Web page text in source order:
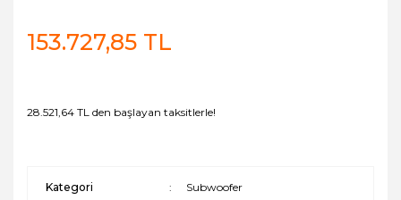
153.727,85 TL
28.521,64 TL den başlayan taksitlerle!
Kategori Subwoofer